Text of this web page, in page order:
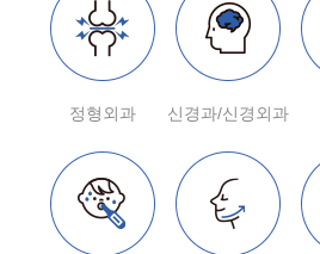
정형외과 신경과/신경외과